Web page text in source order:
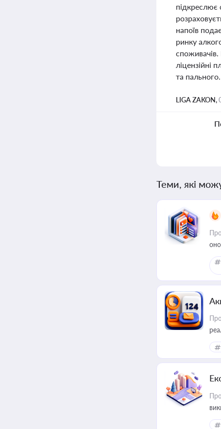
підкреслює
напоїв
ринку
споживачів.
ліцензійні
та пального.
LIGA ZAKON,
Теми, які